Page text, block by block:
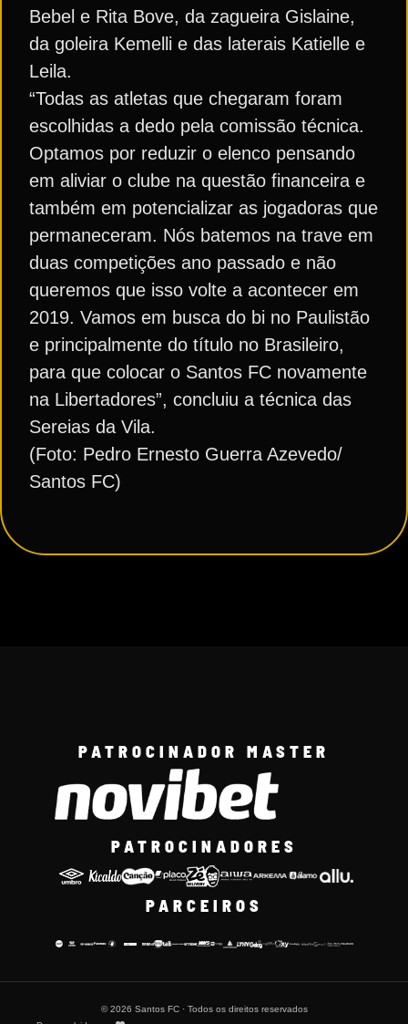
Bebel e Rita Bove, da zagueira Gislaine,
da goleira Kemelli e das laterais Katielle e
Leila.
“Todas as atletas que chegaram foram
escolhidas a dedo pela comissão técnica.
Optamos por reduzir o elenco pensando
em aliviar o clube na questão financeira e
também em potencializar as jogadoras que
permaneceram. Nós batemos na trave em
duas competições ano passado e não
queremos que isso volte a acontecer em
2019. Vamos em busca do bi no Paulistão
e principalmente do título no Brasileiro,
para que colocar o Santos FC novamente
na Libertadores”, concluiu a técnica das
Sereias da Vila.
(Foto: Pedro Ernesto Guerra Azevedo/
Santos FC)
PATROCINADOR MASTER
PATROCINADORES
PARCEIROS
© 2026 Santos FC · Todos os direitos reservados